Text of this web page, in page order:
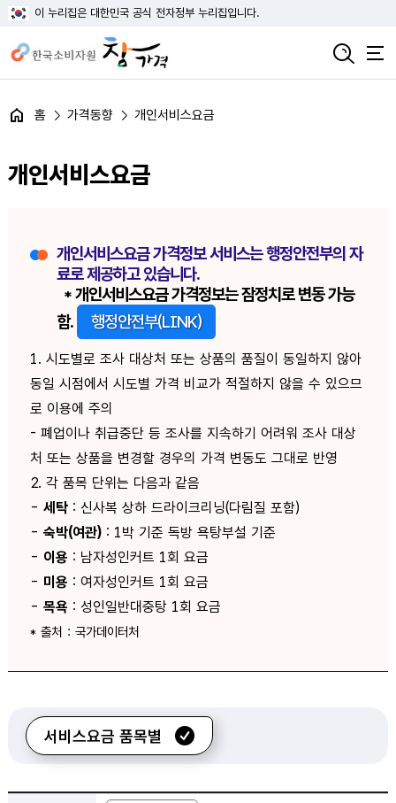
이 누리집은 대한민국 공식 전자정부 누리집입니다.
홈 가격동향 개인서비스요금
개인서비스요금
개인서비스요금 가격정보 서비스는 행정안전부의 자
료로 제공하고 있습니다.
* 개인서비스요금 가격정보는 잠정치로 변동 가능
함.
행정안전부(LINK)
1. 시도별로 조사 대상처 또는 상품의 품질이 동일하지 않아
동일 시점에서 시도별 가격 비교가 적절하지 않을 수 있으므
로 이용에 주의
- 폐업이나 취급중단 등 조사를 지속하기 어려워 조사 대상
처 또는 상품을 변경할 경우의 가격 변동도 그대로 반영
2. 각 품목 단위는 다음과 같음
- 세탁: 신사복 상하 드라이크리닝(다림질 포함)
- 숙박(여관): 1박 기준 독방 욕탕부설 기준
- 이용 : 남자성인커트 1회 요금
- 미용 : 여자성인커트 1회 요금
- 목욕 : 성인일반대중탕 1회 요금
* 출처 : 국가데이터처
서비스요금 품목별